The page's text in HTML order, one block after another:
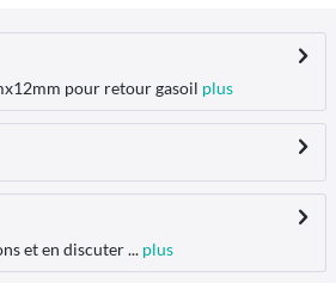
pour retour gasoil plus
et en discuter ... plus